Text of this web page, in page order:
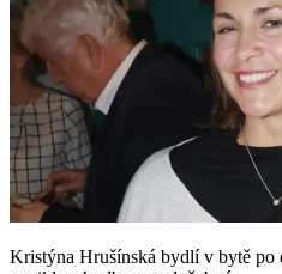
Kristýna Hrušínská bydlí v bytě